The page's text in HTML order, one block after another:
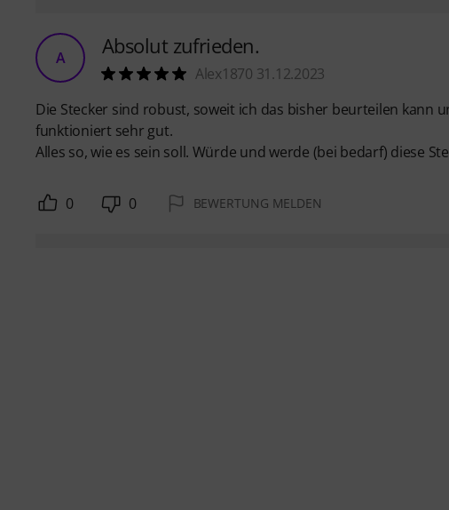
A Absolut zufrieden.
Alex1870 31.12.2023
Die Stecker sind robust, soweit ich das bisher beurteilen kann
funktioniert sehr gut.
Alles so, wie es sein soll. Würde und werde (bei bedarf) diese
0 0 BEWERTUNG MELDEN